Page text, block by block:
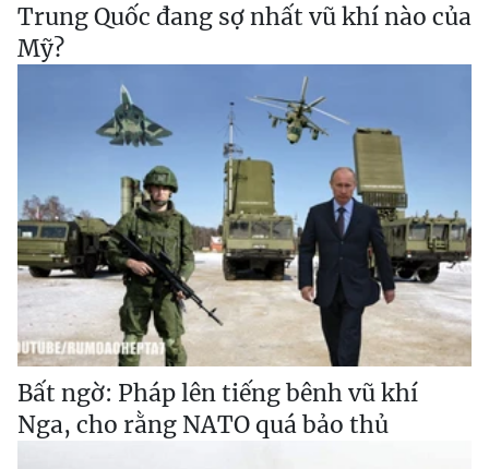
Trung Quốc đang sợ nhất vũ khí nào của
Mỹ?
Bất ngờ: Pháp lên tiếng bênh vũ khí
Nga, cho rằng NATO quá bảo thủ